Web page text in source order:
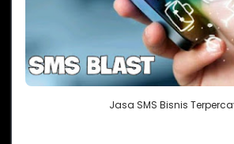
Jasa SMS Bisnis